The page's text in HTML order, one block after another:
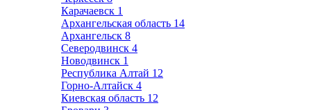
Карачаевск 1
Архангельская область 14
Архангельск 8
Северодвинск 4
Новодвинск 1
Республика Алтай 12
Горно-Алтайск 4
Киевская область 12